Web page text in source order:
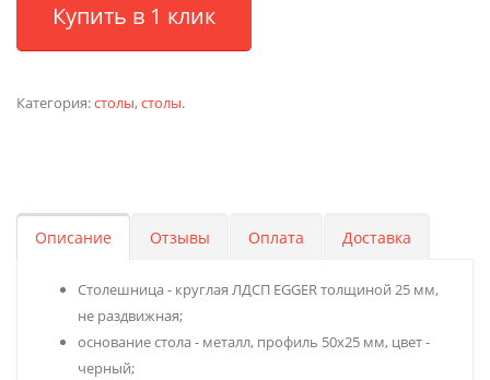
Купить в 1 клик
Категория:столы,столы.
Описание Отзывы Оплата Доставка
Столешница - круглая ЛДСП EGGER толщиной 25 мм,
не раздвижная;
основание стола - металл, профиль 50х25 мм, цвет -
черный;